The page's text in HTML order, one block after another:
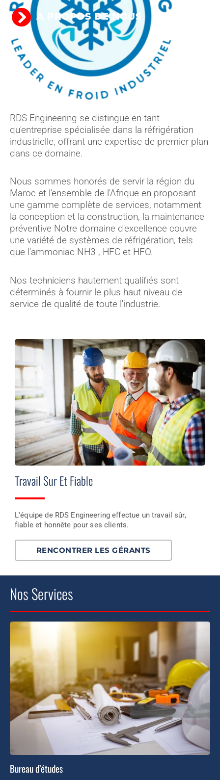
A PROPOS DE NOUS
RDS Engineering se distingue en tant
qu'entreprise spécialisée dans la réfrigération
industrielle, offrant une expertise de premier plan
dans ce domaine.
Nous sommes honorés de servir la région du
Maroc et l'ensemble de l'Afrique en proposant
une gamme complète de services, notamment
la conception et la construction, la maintenance
préventive Notre domaine d'excellence couvre
une variété de systèmes de réfrigération, tels
que l'ammoniac NH3 , HFC et HFO.
Nos techniciens hautement qualifiés sont
déterminés à fournir le plus haut niveau de
service de qualité de toute l'industrie.
Travail Sur Et Fiable
L'équipe de RDS Engineering effectue un travail sûr,
fiable et honnête pour ses clients.
RENCONTRER LES GÉRANTS
Nos Services
Bureau d’études